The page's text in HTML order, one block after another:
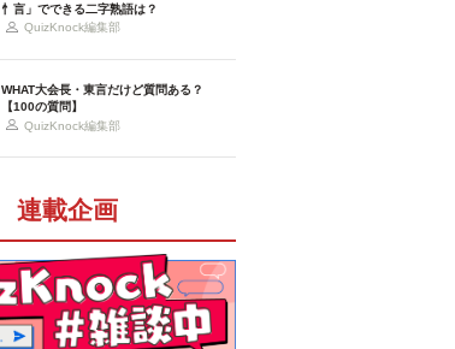
忄言」でできる二字熟語は？
QuizKnock編集部
WHAT大会長・東言だけど質問ある？
【100の質問】
QuizKnock編集部
連載企画